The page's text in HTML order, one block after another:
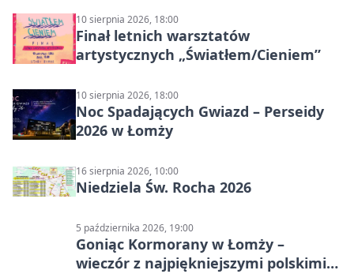
10 sierpnia 2026, 18:00
Finał letnich warsztatów
artystycznych „Światłem/Cieniem”
10 sierpnia 2026, 18:00
Noc Spadających Gwiazd – Perseidy
2026 w Łomży
16 sierpnia 2026, 10:00
Niedziela Św. Rocha 2026
5 października 2026, 19:00
Goniąc Kormorany w Łomży –
wieczór z najpiękniejszymi polskimi